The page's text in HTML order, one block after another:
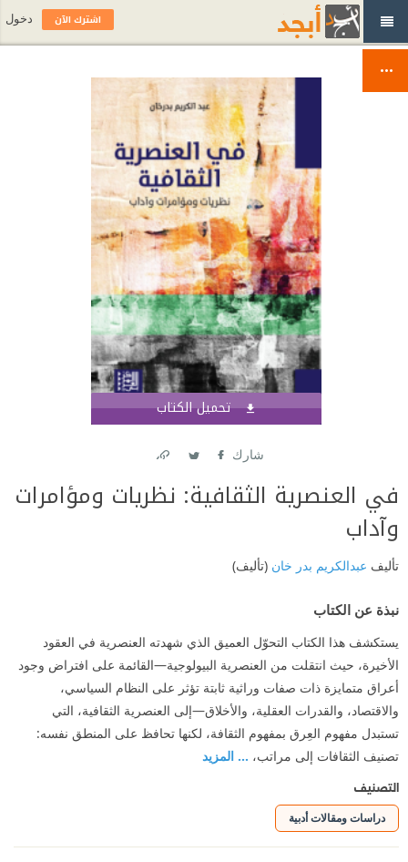
تحميل الكتاب
شارك
في العنصرية الثقافية: نظريات ومؤامرات
وآداب
تأليف عبدالكريم بدر خان (تأليف)
نبذة عن الكتاب
يستكشف هذا الكتاب التحوّل العميق الذي شهدته العنصرية في العقود
الأخيرة، حيث انتقلت من العنصرية البيولوجية—القائمة على افتراض وجود
أعراق متمايزة ذات صفات وراثية ثابتة تؤثر على النظام السياسي،
والاقتصاد، والقدرات العقلية، والأخلاق—إلى العنصرية الثقافية، التي
تستبدل مفهوم العِرق بمفهوم الثقافة، لكنها تحافظ على المنطق نفسه:
تصنيف الثقافات إلى مراتب، ... المزيد
التصنيف
دراسات ومقالات أدبية
اشترك الآن دخول